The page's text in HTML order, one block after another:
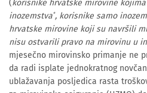
(korisnike hrvatske mirovine
inozemstva*, korisnike samo
hrvatske mirovine koji su navršili
nisu ostvarili pravo na mirovinu u
mjesečno mirovinsko primanje ne
da radi isplate jednokratnog
ublažavanja posljedica rasta